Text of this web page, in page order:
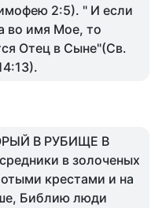
2:5). " И если
во имя Мое, то
Отец в Сыне"(Св.
В РУБИЩЕ В
в золоченых
крестами и на
Библию люди